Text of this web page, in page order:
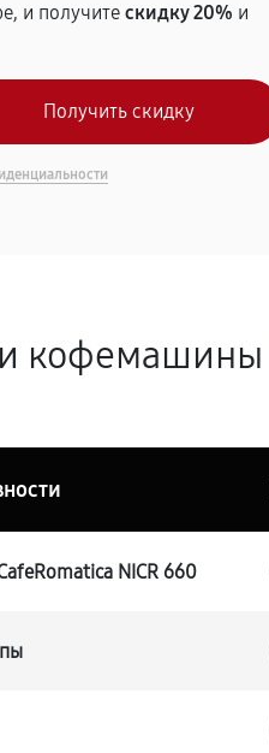
и получитескидку 20% и
кофемашины
NICR 660